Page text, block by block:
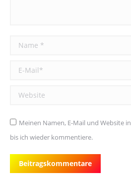
Name *
E-Mail *
Website
Meinen Namen, E-Mail und Website
bis ich wieder kommentiere.
Beitragskommentare